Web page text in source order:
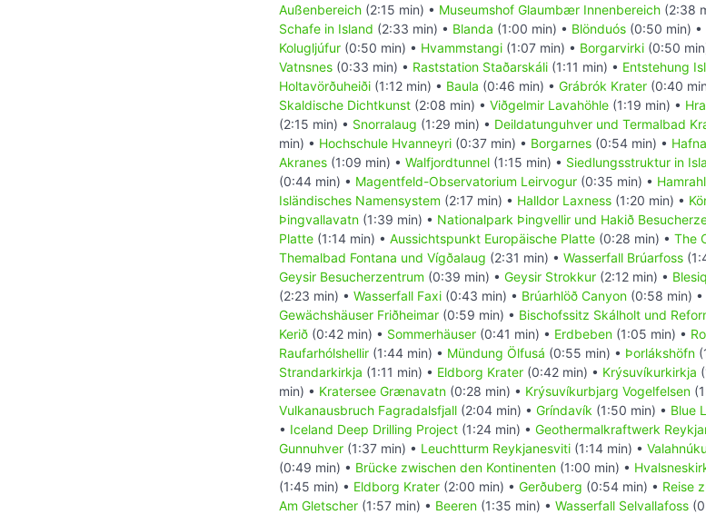
Außenbereich (2:15 min) • Museumshof Glaumbær Innenbereich (2:38
Schafe in Island (2:33 min) • Blanda (1:00 min) • Blönduós (0:50 min) •
Kolugljúfur (0:50 min) • Hvammstangi (1:07 min) • Borgarvirki (0:50
Vatnsnes (0:33 min) • Raststation Staðarskáli (1:11 min) • Entstehung
Holtavörðuheiði (1:12 min) • Baula (0:46 min) • Grábrók Krater (0:40
Skaldische Dichtkunst (2:08 min) • Viðgelmir Lavahöhle (1:19 min) •
(2:15 min) • Snorralaug (1:29 min) • Deildatunguhver und Termalbad
min) • Hochschule Hvanneyri (0:37 min) • Borgarnes (0:54 min) •
Akranes (1:09 min) • Walfjordtunnel (1:15 min) • Siedlungsstruktur in
(0:44 min) • Magentfeld-Observatorium Leirvogur (0:35 min) •
Isländisches Namensystem (2:17 min) • Halldor Laxness (1:20 min) •
Þingvallavatn (1:39 min) • Nationalpark Þingvellir und Hakið
Platte (1:14 min) • Aussichtspunkt Europäische Platte (0:28 min) • The
Themalbad Fontana und Vígðalaug (2:31 min) • Wasserfall Brúarfoss
Geysir Besucherzentrum (0:39 min) • Geysir Strokkur (2:12 min) •
(2:23 min) • Wasserfall Faxi (0:43 min) • Brúarhlöð Canyon (0:58 min) •
Gewächshäuser Friðheimar (0:59 min) • Bischofssitz Skálholt und
Kerið (0:42 min) • Sommerhäuser (0:41 min) • Erdbeben (1:05 min) •
Raufarhólshellir (1:44 min) • Mündung Ölfusá (0:55 min) • Þorlákshöfn
Strandarkirkja (1:11 min) • Eldborg Krater (0:42 min) • Krýsuvíkurkirkja
min) • Kratersee Grænavatn (0:28 min) • Krýsuvíkurbjarg Vogelfelsen
Vulkanausbruch Fagradalsfjall (2:04 min) • Gríndavík (1:50 min) • Blue
• Iceland Deep Drilling Project (1:24 min) • Geothermalkraftwerk
Gunnuhver (1:37 min) • Leuchtturm Reykjanesviti (1:14 min) •
(0:49 min) • Brücke zwischen den Kontinenten (1:00 min) •
(1:45 min) • Eldborg Krater (2:00 min) • Gerðuberg (0:54 min) • Reise
Am Gletscher (1:57 min) • Beeren (1:35 min) • Wasserfall Selvallafoss